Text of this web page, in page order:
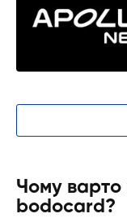
Чому варто
bodocard?